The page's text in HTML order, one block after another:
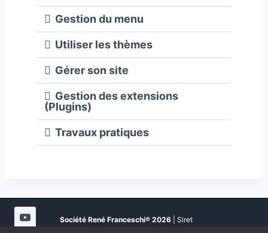
Gestion du menu
Utiliser les thèmes
Gérer son site
Gestion des extensions
(Plugins)
Travaux pratiques
Société René Franceschi®2026 | Siret